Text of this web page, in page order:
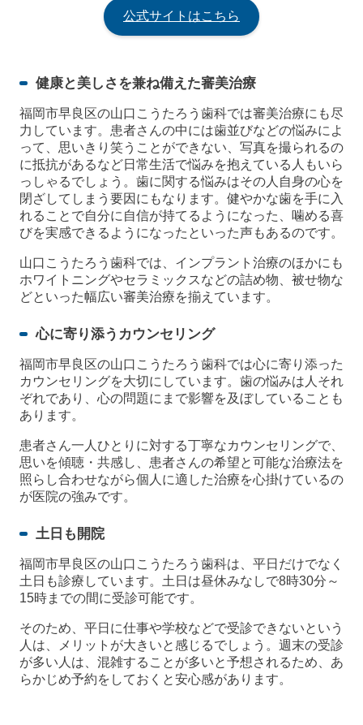
公式サイトはこちら
健康と美しさを兼ね備えた審美治療
福岡市早良区の山口こうたろう歯科では審美治療にも尽
力しています。患者さんの中には歯並びなどの悩みによ
って、思いきり笑うことができない、写真を撮られるの
に抵抗があるなど日常生活で悩みを抱えている人もいら
っしゃるでしょう。歯に関する悩みはその人自身の心を
閉ざしてしまう要因にもなります。健やかな歯を手に入
れることで自分に自信が持てるようになった、噛める喜
びを実感できるようになったといった声もあるのです。
山口こうたろう歯科では、インプラント治療のほかにも
ホワイトニングやセラミックスなどの詰め物、被せ物な
どといった幅広い審美治療を揃えています。
心に寄り添うカウンセリング
福岡市早良区の山口こうたろう歯科では心に寄り添った
カウンセリングを大切にしています。歯の悩みは人それ
ぞれであり、心の問題にまで影響を及ぼしていることも
あります。
患者さん一人ひとりに対する丁寧なカウンセリングで、
思いを傾聴・共感し、患者さんの希望と可能な治療法を
照らし合わせながら個人に適した治療を心掛けているの
が医院の強みです。
土日も開院
福岡市早良区の山口こうたろう歯科は、平日だけでなく
土日も診療しています。土日は昼休みなしで8時30分～
15時までの間に受診可能です。
そのため、平日に仕事や学校などで受診できないという
人は、メリットが大きいと感じるでしょう。週末の受診
が多い人は、混雑することが多いと予想されるため、あ
らかじめ予約をしておくと安心感があります。